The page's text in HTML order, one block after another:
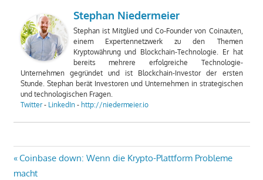
Stephan Niedermeier
Stephan ist Mitglied und Co-Founder von Coinauten,
einem Expertennetzwerk zu den Themen
Kryptowährung und Blockchain-Technologie. Er hat
bereits mehrere erfolgreiche Technologie-
Unternehmen gegründet und ist Blockchain-Investor der ersten
Stunde. Stephan berät Investoren und Unternehmen in strategischen
und technologischen Fragen.
Twitter- LinkedIn- http://niedermeier.io
Beitragsnavigation
Vorheriger
Beitrag:
Coinbase down: Wenn die Krypto-Plattform Probleme
macht